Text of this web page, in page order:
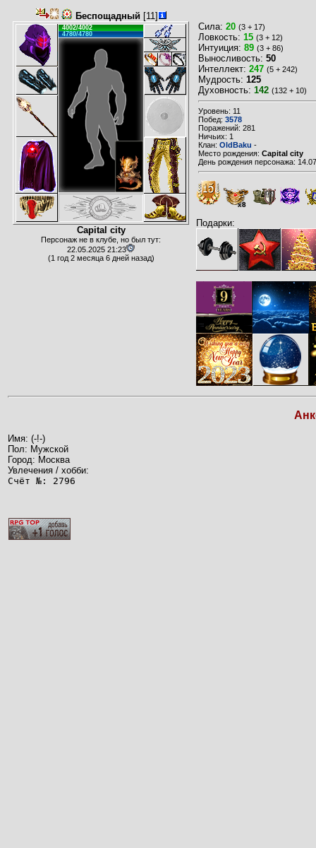
Беспощадный [11]
4002/4002
4780/4780
Capital city
Персонаж не в клубе, но был тут:
22.05.2025 21:23
(1 год 2 месяца 6 дней назад)
Сила: 20 (3 + 17)
Ловкость: 15 (3 + 12)
Интуиция: 89 (3 + 86)
Выносливость: 50
Интеллект: 247 (5 + 242)
Мудрость: 125
Духовность: 142 (132 + 10)
Уровень: 11
Побед: 3578
Поражений: 281
Ничьих: 1
Клан: OldBaku -
Место рождения: Capital city
День рождения персонажа:
x8
Подарки:
Имя: (-!-)
Пол: Мужской
Город: Москва
Увлечения / хобби:
Счёт №: 2796